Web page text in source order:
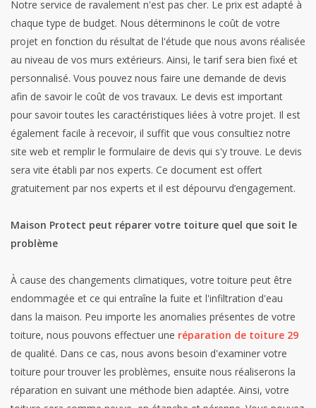
Notre service de ravalement n'est pas cher. Le prix est adapté à
chaque type de budget. Nous déterminons le coût de votre
projet en fonction du résultat de l'étude que nous avons réalisée
au niveau de vos murs extérieurs. Ainsi, le tarif sera bien fixé et
personnalisé. Vous pouvez nous faire une demande de devis
afin de savoir le coût de vos travaux. Le devis est important
pour savoir toutes les caractéristiques liées à votre projet. Il est
également facile à recevoir, il suffit que vous consultiez notre
site web et remplir le formulaire de devis qui s'y trouve. Le devis
sera vite établi par nos experts. Ce document est offert
gratuitement par nos experts et il est dépourvu d’engagement.
Maison Protect peut réparer votre toiture quel que soit le
problème
À cause des changements climatiques, votre toiture peut être
endommagée et ce qui entraîne la fuite et l'infiltration d'eau
dans la maison. Peu importe les anomalies présentes de votre
toiture, nous pouvons effectuer une réparation de toiture 29
de qualité. Dans ce cas, nous avons besoin d'examiner votre
toiture pour trouver les problèmes, ensuite nous réaliserons la
réparation en suivant une méthode bien adaptée. Ainsi, votre